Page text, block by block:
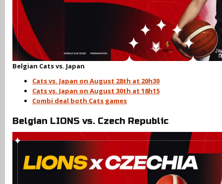
Belgian Cats vs. Japan
Cats vs. Japan on August 28th at 20h30
Cats vs. Japan on August 30th at 18h15
Combi deal both Cats games
Belgian LIONS vs. Czech Republic